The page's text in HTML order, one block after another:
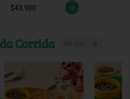
$43.900
Corrida Ver más